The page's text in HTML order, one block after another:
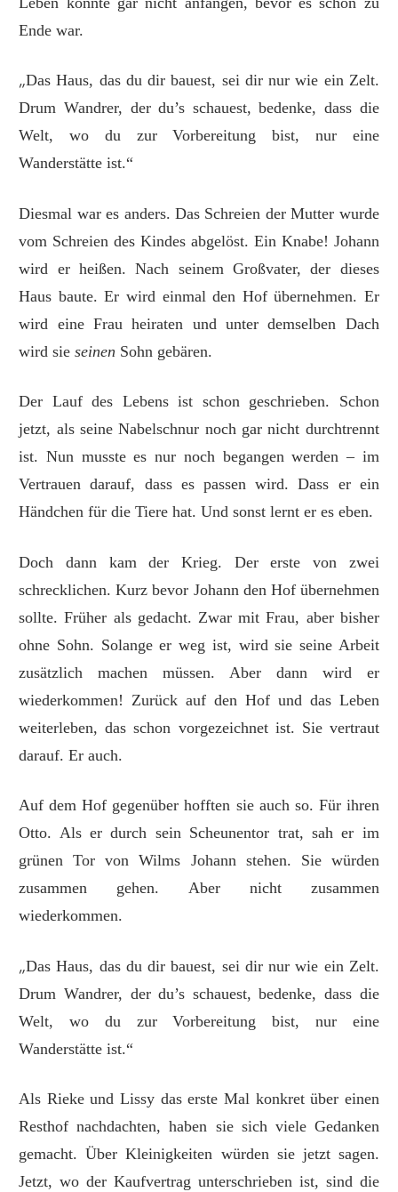
Ende war.
„Das Haus, das du dir bauest, sei dir nur wie ein Zelt.
Drum Wandrer, der du’s schauest, bedenke, dass die
Welt, wo du zur Vorbereitung bist, nur eine
Wanderstätte ist.“
Diesmal war es anders. Das Schreien der Mutter wurde
vom Schreien des Kindes abgelöst. Ein Knabe! Johann
wird er heißen. Nach seinem Großvater, der dieses
Haus baute. Er wird einmal den Hof übernehmen. Er
wird eine Frau heiraten und unter demselben Dach
wird sieseinen Sohn gebären.
Der Lauf des Lebens ist schon geschrieben. Schon
jetzt, als seine Nabelschnur noch gar nicht durchtrennt
ist. Nun musste es nur noch begangen werden – im
Vertrauen darauf, dass es passen wird. Dass er ein
Händchen für die Tiere hat. Und sonst lernt er es eben.
Doch dann kam der Krieg. Der erste von zwei
schrecklichen. Kurz bevor Johann den Hof übernehmen
sollte. Früher als gedacht. Zwar mit Frau, aber bisher
ohne Sohn. Solange er weg ist, wird sie seine Arbeit
zusätzlich machen müssen. Aber dann wird er
wiederkommen! Zurück auf den Hof und das Leben
weiterleben, das schon vorgezeichnet ist. Sie vertraut
darauf. Er auch.
Auf dem Hof gegenüber hofften sie auch so. Für ihren
Otto. Als er durch sein Scheunentor trat, sah er im
grünen Tor von Wilms Johann stehen. Sie würden
zusammen gehen. Aber nicht zusammen
wiederkommen.
„Das Haus, das du dir bauest, sei dir nur wie ein Zelt.
Drum Wandrer, der du’s schauest, bedenke, dass die
Welt, wo du zur Vorbereitung bist, nur eine
Wanderstätte ist.“
Als Rieke und Lissy das erste Mal konkret über einen
Resthof nachdachten, haben sie sich viele Gedanken
gemacht. Über Kleinigkeiten würden sie jetzt sagen.
Jetzt, wo der Kaufvertrag unterschrieben ist, sind die